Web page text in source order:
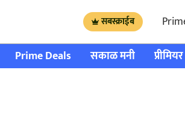
सबस्क्राईब
Prime Deals सकाळ मनी प्रीमियर